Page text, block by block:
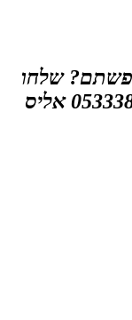
שלחו